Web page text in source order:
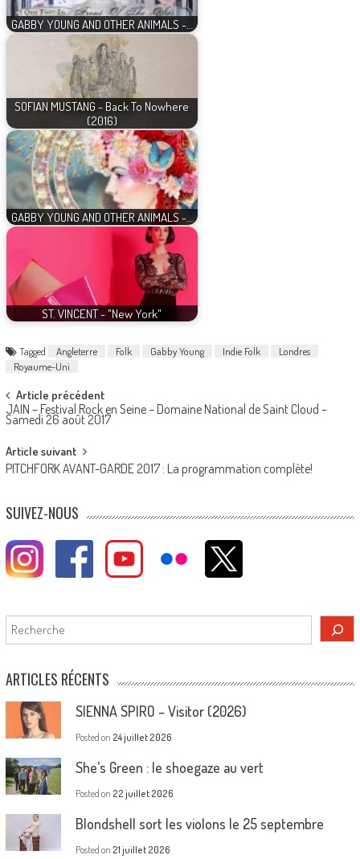
GABBY YOUNG AND OTHER ANIMALS -…
SOFIAN MUSTANG - Back To Nowhere
(2016)
GABBY YOUNG AND OTHER ANIMALS -…
ST. VINCENT - "New York"
Tagged Angleterre Folk Gabby Young Indie Folk
Londres
Royaume-Uni
Post
navigation
Article précédent
JAIN – Festival Rock en Seine – Domaine National de Saint Cloud –
Samedi 26 août 2017
Article suivant
PITCHFORK AVANT-GARDE 2017 : La programmation complète!
SUIVEZ-NOUS
Rechercher
ARTICLES RÉCENTS
SIENNA SPIRO – Visitor (2026)
Posted on 24 juillet 2026
She’s Green : le shoegaze au vert
Posted on 22 juillet 2026
Blondshell sort les violons le 25 septembre
Posted on 21 juillet 2026